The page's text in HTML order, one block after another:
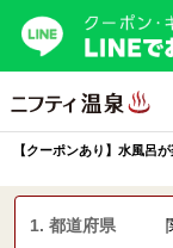
【クーポンあり】水風呂
1. 都道府県